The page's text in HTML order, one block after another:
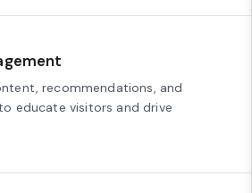
recommendations, and
educate visitors and drive